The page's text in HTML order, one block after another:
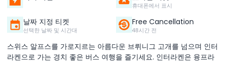
휴대폰에서 표시
날짜 지정 티켓
선택한 날짜 및 시간대
Free Cancellation
48시간 전
스위스 알프스를 가로지르는 아름다운 브뤼니그 고개를 넘으며 인터
라켄으로 가는 경치 좋은 버스 여행을 즐기세요. 인터라켄은 융프라